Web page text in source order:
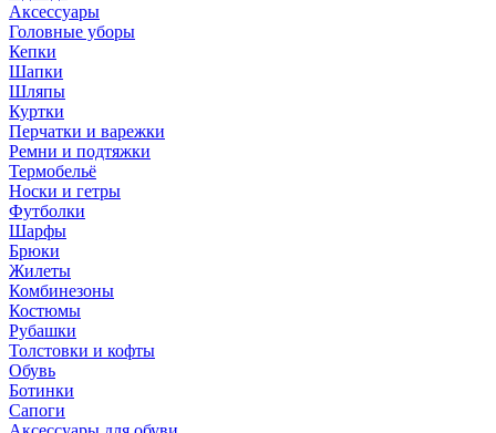
Аксессуары
Головные уборы
Кепки
Шапки
Шляпы
Куртки
Перчатки и варежки
Ремни и подтяжки
Термобельё
Носки и гетры
Футболки
Шарфы
Брюки
Жилеты
Комбинезоны
Костюмы
Рубашки
Толстовки и кофты
Обувь
Ботинки
Сапоги